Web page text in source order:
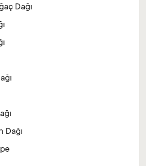
Dağı
Dağı